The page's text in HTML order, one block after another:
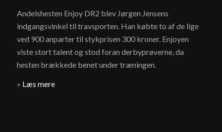
Andelshesten Enjoy DR2 blev Jørgen Jensens
indgangsvinkel til travsporten. Han købte to af de lige
ved 900 anparter til stykprisen 300 kroner. Enjoyen
viste stort talent og stod foran derbyprøverne, da
hesten brækkede benet under træningen.
» Læs mere